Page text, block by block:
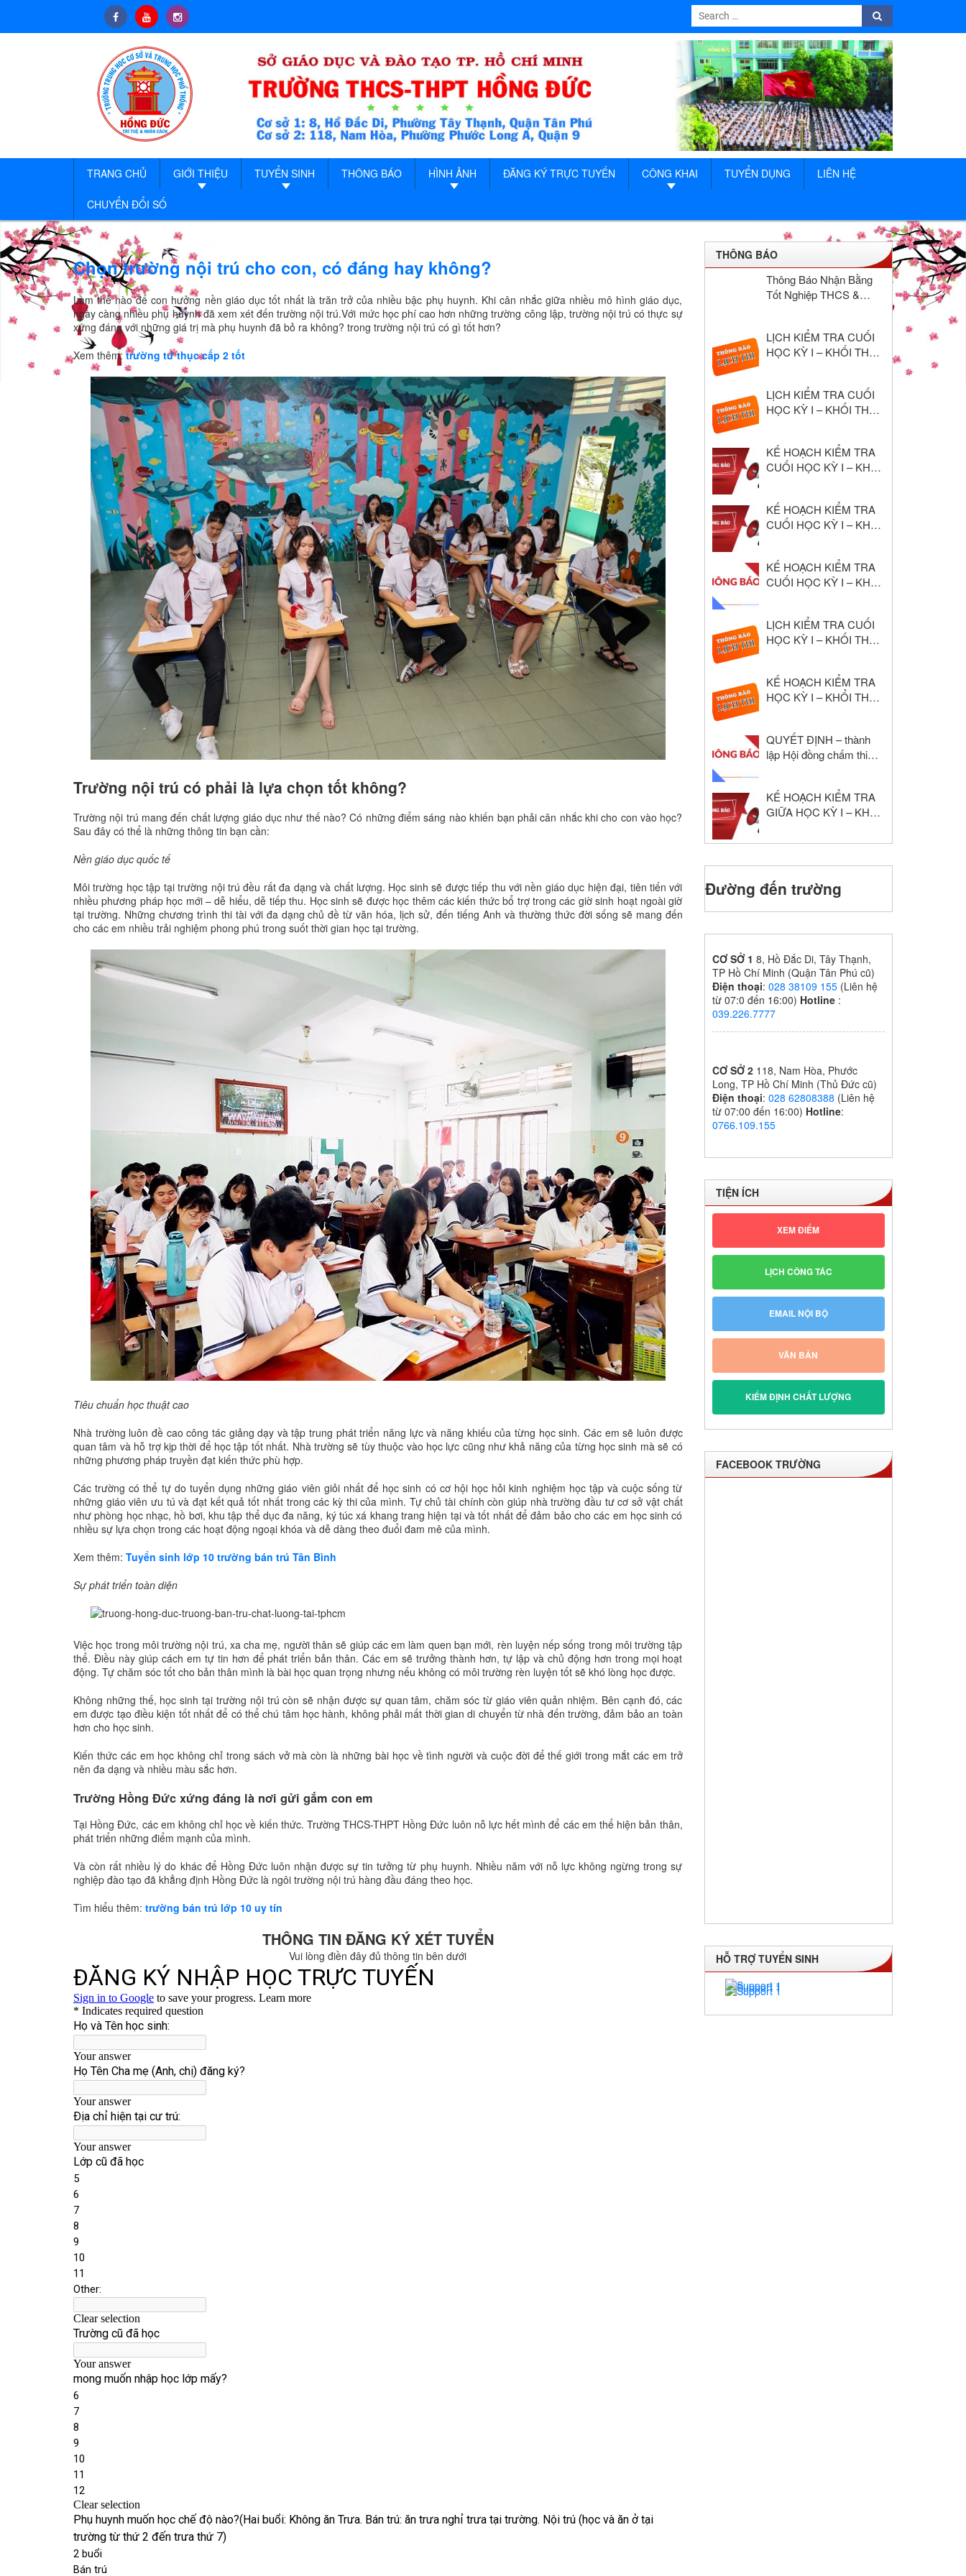
Search
for:
TRANG CHỦ GIỚI THIỆU TUYỂN SINH THÔNG BÁO HÌNH ẢNH ĐĂNG KÝ TRỰC TUYẾN CÔNG KHAI TUYỂN DỤNG LIÊN HỆ
CHUYỂN ĐỔI SỐ
Chọn trường nội trú cho con, có đáng hay không?
Làm thế nào để con hưởng nền giáo dục tốt nhất là trăn trở của nhiều bậc phụ huynh. Khi cân nhắc giữa nhiều mô hình giáo dục,
ngày càng nhiều phụ huynh đã xem xét đến trường nội trú.Với mức học phí cao hơn những trường công lập, trường nội trú có thực sự
xứng đáng với những giá trị mà phụ huynh đã bỏ ra không? trong trường nội trú có gì tốt hơn?
Xem thêm:trường tư thục cấp 2 tốt
Trường nội trú có phải là lựa chọn tốt không?
Trường nội trú mang đến chất lượng giáo dục như thế nào? Có những điểm sáng nào khiến bạn phải cân nhắc khi cho con vào học?
Sau đây có thể là những thông tin bạn cần:
Nền giáo dục quốc tế
Môi trường học tập tại trường nội trú đều rất đa dạng và chất lượng. Học sinh sẽ được tiếp thu với nền giáo dục hiện đại, tiên tiến với
nhiều phương pháp học mới – dễ hiểu, dễ tiếp thu. Học sinh sẽ được học thêm các kiến thức bổ trợ trong các giờ sinh hoạt ngoài giờ
tại trường. Những chương trình thi tài với đa dạng chủ đề từ văn hóa, lịch sử, đến tiếng Anh và thường thức đời sống sẽ mang đến
cho các em nhiều trải nghiệm phong phú trong suốt thời gian học tại trường.
Tiêu chuẩn học thuật cao
Nhà trường luôn đề cao công tác giảng dạy và tập trung phát triển năng lực và năng khiếu của từng học sinh. Các em sẽ luôn được
quan tâm và hỗ trợ kịp thời để học tập tốt nhất. Nhà trường sẽ tùy thuộc vào học lực cũng như khả năng của từng học sinh mà sẽ có
những phương pháp truyền đạt kiến thức phù hợp.
Các trường có thể tự do tuyển dụng những giáo viên giỏi nhất để học sinh có cơ hội học hỏi kinh nghiệm học tập và cuộc sống từ
những giáo viên ưu tú và đạt kết quả tốt nhất trong các kỳ thi của mình. Tự chủ tài chính còn giúp nhà trường đầu tư cơ sở vật chất
như phòng học nhạc, hồ bơi, khu tập thể dục đa năng, ký túc xá khang trang hiện tại và tốt nhất để đảm bảo cho các em học sinh có
nhiều sự lựa chọn trong các hoạt động ngoại khóa và dễ dàng theo đuổi đam mê của mình.
Xem thêm: Tuyển sinh lớp 10 trường bán trú Tân Bình
Sự phát triển toàn diện
Việc học trong môi trường nội trú, xa cha mẹ, người thân sẽ giúp các em làm quen bạn mới, rèn luyện nếp sống trong môi trường tập
thể. Điều này giúp cách em tự tin hơn để phát triển bản thân. Các em sẽ trưởng thành hơn, tự lập và chủ động hơn trong mọi hoạt
động. Tự chăm sóc tốt cho bản thân mình là bài học quan trọng nhưng nếu không có môi trường rèn luyện tốt sẽ khó lòng học được.
Không những thế, học sinh tại trường nội trú còn sẽ nhận được sự quan tâm, chăm sóc từ giáo viên quản nhiệm. Bên cạnh đó, các
em được tạo điều kiện tốt nhất để có thể chú tâm học hành, không phải mất thời gian di chuyển từ nhà đến trường, đảm bảo an toàn
hơn cho học sinh.
Kiến thức các em học không chỉ trong sách vở mà còn là những bài học về tình người và cuộc đời để thế giới trong mắt các em trở
nên đa dạng và nhiều màu sắc hơn.
Trường Hồng Đức xứng đáng là nơi gửi gắm con em
Tại Hồng Đức, các em không chỉ học về kiến thức. Trường THCS-THPT Hồng Đức luôn nỗ lực hết mình để các em thể hiện bản thân,
phát triển những điểm mạnh của mình.
Và còn rất nhiều lý do khác để Hồng Đức luôn nhận được sự tin tưởng từ phụ huynh. Nhiều năm với nỗ lực không ngừng trong sự
nghiệp đào tạo đã khẳng định Hồng Đức là ngôi trường nội trú hàng đầu đáng theo học.
Tìm hiểu thêm: trường bán trú lớp 10 uy tín
THÔNG TIN ĐĂNG KÝ XÉT TUYỂN
Vui lòng điền đây đủ thông tin bên dưới
THÔNG BÁO
Thông Báo Nhận Bằng
Tốt Nghiệp THCS &
LỊCH KIỂM TRA CUỐI
HỌC KỲ I – KHỐI THPT
LỊCH KIỂM TRA CUỐI
HỌC KỲ I – KHỐI THCS
KẾ HOẠCH KIỂM TRA
CUỐI HỌC KỲ I – KHỐI
KẾ HOẠCH KIỂM TRA
CUỐI HỌC KỲ I – KHỐI
KẾ HOẠCH KIỂM TRA
CUỐI HỌC KỲ I – KHỐI
LỊCH KIỂM TRA CUỐI
HỌC KỲ I – KHỐI THPT
KẾ HOẠCH KIỂM TRA
HỌC KỲ I – KHỔI THPT
QUYẾT ĐỊNH – thành
lập Hội đồng chấm thi
KẾ HOẠCH KIỂM TRA
GIỮA HỌC KỲ I – KHỐI
– 2025
Đường đến trường
CƠ SỞ 1 8, Hồ Đắc Di, Tây Thạnh,
TP Hồ Chí Minh (Quận Tân Phú cũ)
Điện thoại: 028 38109 155(Liên hệ
từ 07:0 đến 16:00) Hotline:
039.226.7777
CƠ SỞ 2 118, Nam Hòa, Phước
Long, TP Hồ Chí Minh (Thủ Đức cũ)
Điện thoại: 028 62808388 (Liên hệ
từ 07:00 đến 16:00) Hotline:
0766.109.155
TIỆN ÍCH
XEM ĐIỂM
LỊCH CÔNG TÁC
EMAIL NỘI BỘ
VĂN BẢN
KIỂM ĐỊNH CHẤT LƯỢNG
FACEBOOK TRƯỜNG
HỖ TRỢ TUYỂN SINH